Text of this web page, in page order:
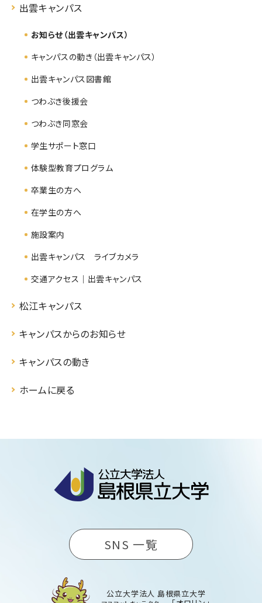
出雲キャンパス
お知らせ（出雲キャンパス）
キャンパスの動き（出雲キャンパス）
出雲キャンパス図書館
つわぶき後援会
つわぶき同窓会
学生サポート窓口
体験型教育プログラム
卒業生の方へ
在学生の方へ
施設案内
出雲キャンパス ライブカメラ
交通アクセス｜出雲キャンパス
松江キャンパス
キャンパスからのお知らせ
キャンパスの動き
ホームに戻る
SNS 一覧
公立大学法人 島根県立大学